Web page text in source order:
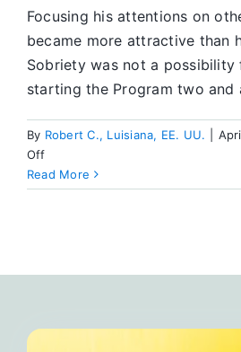
Focusing his attentions on
became more attractive than
Sobriety was not a possibility
starting the Program two and
By Robert C., Luisiana, EE. UU.
Offon
Atracción
por
amor
Read More